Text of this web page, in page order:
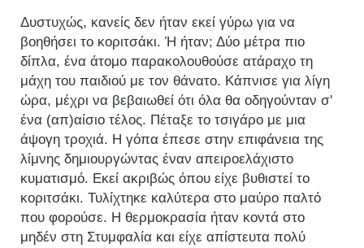
Δυστυχώς, κανείς δεν ήταν εκεί γύρω για να
βοηθήσει το κοριτσάκι. Ή ήταν; Δύο μέτρα πιο
δίπλα, ένα άτομο παρακολουθούσε ατάραχο τη
μάχη του παιδιού με τον θάνατο. Κάπνισε για λίγη
ώρα, μέχρι να βεβαιωθεί ότι όλα θα οδηγούνταν σ'
ένα (απ)αίσιο τέλος. Πέταξε το τσιγάρο με μια
άψογη τροχιά. Η γόπα έπεσε στην επιφάνεια της
λίμνης δημιουργώντας έναν απειροελάχιστο
κυματισμό. Εκεί ακριβώς όπου είχε βυθιστεί το
κοριτσάκι. Τυλίχτηκε καλύτερα στο μαύρο παλτό
που φορούσε. Η θερμοκρασία ήταν κοντά στο
μηδέν στη Στυμφαλία και είχε απίστευτα πολύ